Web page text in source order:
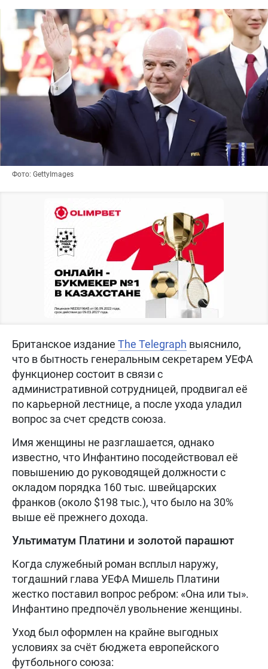
Фото: GettyImages
Британское издание The Telegraph выяснило,
что в бытность генеральным секретарем УЕФА
функционер состоит в связи с
административной сотрудницей, продвигал её
по карьерной лестнице, а после ухода уладил
вопрос за счет средств союза.
Имя женщины не разглашается, однако
известно, что Инфантино посодействовал её
повышению до руководящей должности с
окладом порядка 160 тыс. швейцарских
франков (около $198 тыс.), что было на 30%
выше её прежнего дохода.
Ультиматум Платини и золотой парашют
Когда служебный роман всплыл наружу,
тогдашний глава УЕФА Мишель Платини
жестко поставил вопрос ребром: «Она или ты».
Инфантино предпочёл увольнение женщины.
Уход был оформлен на крайне выгодных
условиях за счёт бюджета европейского
футбольного союза: